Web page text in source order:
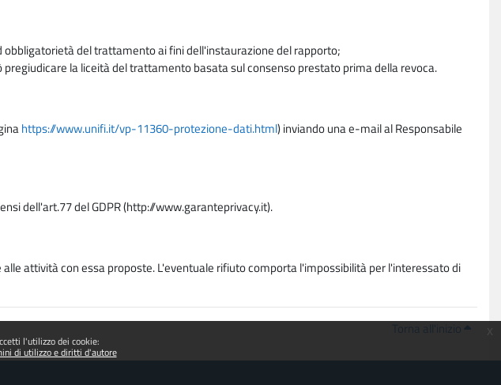
l'utilizzo dei cookie:
di utilizzo e diritti d'autore
del trattamento ai fini dell'instaurazione del rapporto;
la liceità del trattamento basata sul consenso prestato prima della revoca.
https://www.unifi.it/vp-11360-protezione-dati.html) inviando una e-mail al Responsabile
dell'art.77 del GDPR (http://www.garanteprivacy.it).
attività con essa proposte. L'eventuale rifiuto comporta l'impossibilità per l'interessato di
Torna all'inizio